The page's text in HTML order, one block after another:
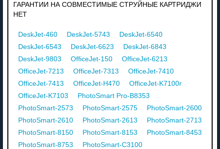
ГАРАНТИИ НА СОВМЕСТИМЫЕ СТРУЙНЫЕ КАРТРИДЖИ
НЕТ
DeskJet-460 DeskJet-5743
DeskJet-6540
DeskJet-6543
DeskJet-6623
DeskJet-6843
DeskJet-9803
OfficeJet-150
OfficeJet-6213
OfficeJet-7213
OfficeJet-7313
OfficeJet-7410
OfficeJet-7413
OfficeJet-H470
OfficeJet-K7100r
OfficeJet-K7103
PhotoSmart Pro-B8353
PhotoSmart-2573
PhotoSmart-2575
PhotoSmart-2600
PhotoSmart-2610
PhotoSmart-2613
PhotoSmart-2713
PhotoSmart-8150
PhotoSmart-8153
PhotoSmart-8453
PhotoSmart-8753
PhotoSmart-C3100